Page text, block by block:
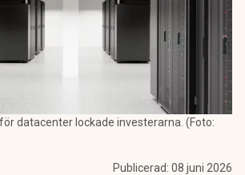
datacenter lockade investerarna. (Foto:
Publicerad: 08 juni 2026